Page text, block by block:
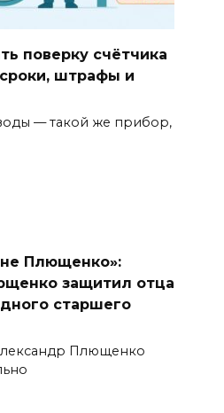
поверку счётчика
штрафы и
— такой же прибор,
Плющенко»:
защитил отца
старшего
Плющенко